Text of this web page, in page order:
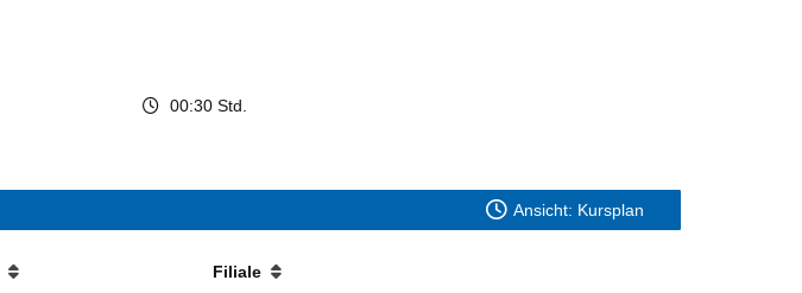
00:30 Std.
Ansicht: Kursplan
Filiale